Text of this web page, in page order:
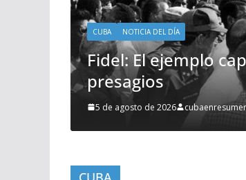
CUBA NOTICIA DEL DÍA
Fidel: El ejemplo
presagios
5 de agosto de 2026